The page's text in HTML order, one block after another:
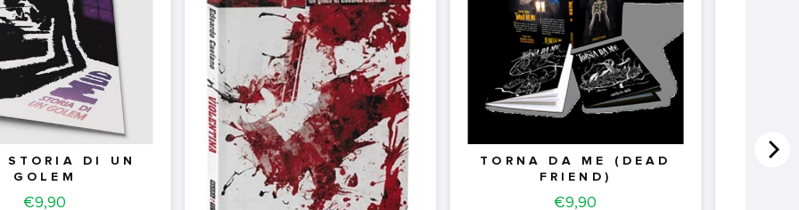
STORIA DI UN
GOLEM
Price
€9,90
TORNA DA ME (DEAD
FRIEND)
Price
€9,90